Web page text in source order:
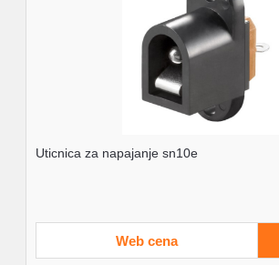
Uticnica za napajanje sn10e
Web cena